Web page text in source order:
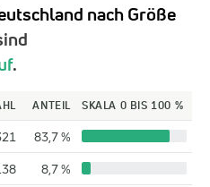
nach Größe
.
ANTEIL SKALA 0 BIS 100 %
83,7 %
8,7 %